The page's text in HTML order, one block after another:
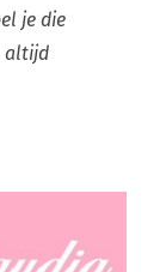
je die
altijd